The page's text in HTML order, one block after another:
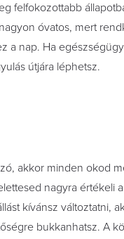
felfokozottabb
óvatos, mert
a nap. Ha
útjára léphetsz.
akkor minden okod
nagyra értékeli
kívánsz változtatni,
bukkanhatsz. A